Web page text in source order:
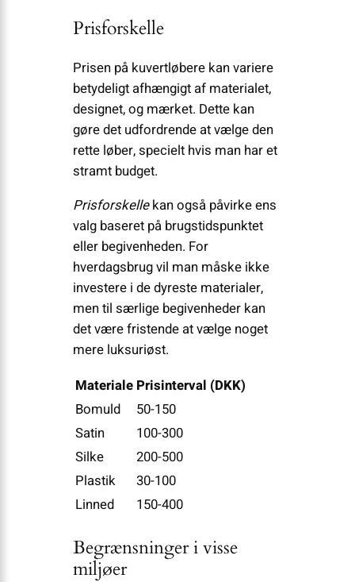
Prisforskelle
Prisen på kuvertløbere kan variere
betydeligt afhængigt af materialet,
designet, og mærket. Dette kan
gøre det udfordrende at vælge den
rette løber, specielt hvis man har et
stramt budget.
Prisforskellekan også påvirke ens
valg baseret på brugstidspunktet
eller begivenheden. For
hverdagsbrug vil man måske ikke
investere i de dyreste materialer,
men til særlige begivenheder kan
det være fristende at vælge noget
mere luksuriøst.
Materiale Prisinterval (DKK)
Bomuld
50-150
Satin
100-300
Silke
200-500
Plastik
30-100
Linned
150-400
Begrænsninger i visse
miljøer